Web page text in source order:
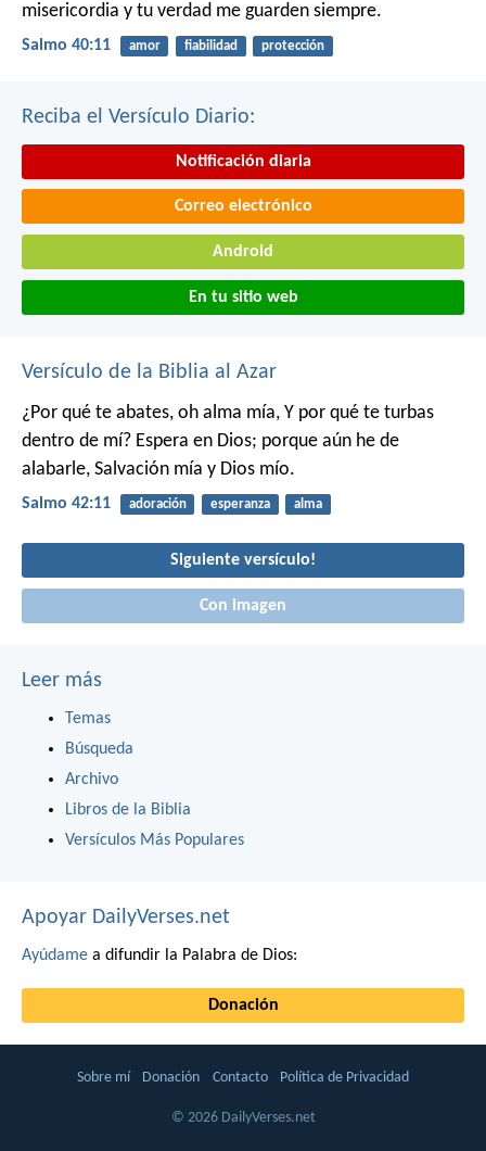
misericordia y tu verdad me guarden siempre.
Salmo 40:11 amor fiabilidad protección
Reciba el Versículo Diario:
Notificación diaria
Correo electrónico
Android
En tu sitio web
Versículo de la Biblia al Azar
¿Por qué te abates, oh alma mía, Y por qué te turbas
dentro de mí? Espera en Dios; porque aún he de
alabarle, Salvación mía y Dios mío.
Salmo 42:11 adoración esperanza alma
Siguiente versículo!
Con imagen
Leer más
Temas
Búsqueda
Archivo
Libros de la Biblia
Versículos Más Populares
Apoyar DailyVerses.net
Ayúdame a difundir la Palabra de Dios:
Donación
Sobre mí Donación Contacto Política de Privacidad
© 2026 DailyVerses.net